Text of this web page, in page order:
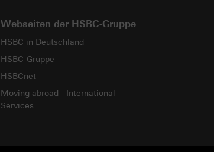
Webseiten der HSBC-Gruppe
HSBC in Deutschland
HSBC-Gruppe
HSBCnet
Moving abroad - International
Services